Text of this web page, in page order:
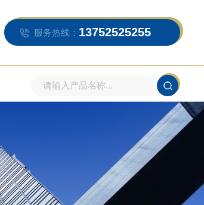
服务热线： 13752525255